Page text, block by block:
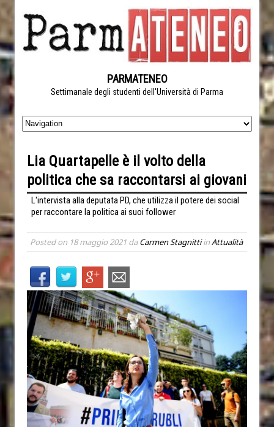
PARMATENEO
Settimanale degli studenti dell'Università di Parma
Lia Quartapelle è il volto della
politica che sa raccontarsi ai giovani
L'intervista alla deputata PD, che utilizza il potere dei social
per raccontare la politica ai suoi follower
Posted on 18 maggio 2021 daCarmen StagnittiinAttualità